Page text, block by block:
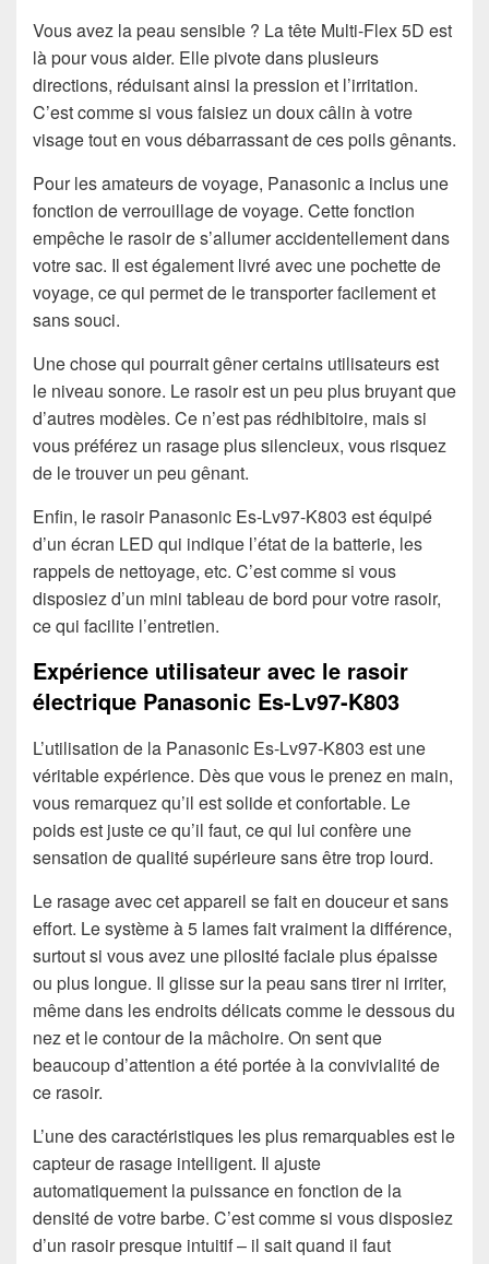
Vous avez la peau sensible ? La tête Multi-Flex 5D est
là pour vous aider. Elle pivote dans plusieurs
directions, réduisant ainsi la pression et l’irritation.
C’est comme si vous faisiez un doux câlin à votre
visage tout en vous débarrassant de ces poils gênants.
Pour les amateurs de voyage, Panasonic a inclus une
fonction de verrouillage de voyage. Cette fonction
empêche le rasoir de s’allumer accidentellement dans
votre sac. Il est également livré avec une pochette de
voyage, ce qui permet de le transporter facilement et
sans souci.
Une chose qui pourrait gêner certains utilisateurs est
le niveau sonore. Le rasoir est un peu plus bruyant que
d’autres modèles. Ce n’est pas rédhibitoire, mais si
vous préférez un rasage plus silencieux, vous risquez
de le trouver un peu gênant.
Enfin, le rasoir Panasonic Es-Lv97-K803 est équipé
d’un écran LED qui indique l’état de la batterie, les
rappels de nettoyage, etc. C’est comme si vous
disposiez d’un mini tableau de bord pour votre rasoir,
ce qui facilite l’entretien.
Expérience utilisateur avec le rasoir
électrique Panasonic Es-Lv97-K803
L’utilisation de la Panasonic Es-Lv97-K803 est une
véritable expérience. Dès que vous le prenez en main,
vous remarquez qu’il est solide et confortable. Le
poids est juste ce qu’il faut, ce qui lui confère une
sensation de qualité supérieure sans être trop lourd.
Le rasage avec cet appareil se fait en douceur et sans
effort. Le système à 5 lames fait vraiment la différence,
surtout si vous avez une pilosité faciale plus épaisse
ou plus longue. Il glisse sur la peau sans tirer ni irriter,
même dans les endroits délicats comme le dessous du
nez et le contour de la mâchoire. On sent que
beaucoup d’attention a été portée à la convivialité de
ce rasoir.
L’une des caractéristiques les plus remarquables est le
capteur de rasage intelligent. Il ajuste
automatiquement la puissance en fonction de la
densité de votre barbe. C’est comme si vous disposiez
d’un rasoir presque intuitif – il sait quand il faut